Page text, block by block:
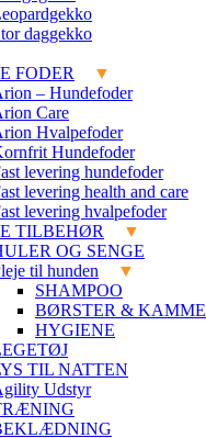
daggekko
FODER
– Hundefoder
Care
Hvalpefoder
Hundefoder
levering hundefoder
levering health and care
levering hvalpefoder
TILBEHØR
OG SENGE
til hunden
SHAMPOO
BØRSTER & KAMME
HYGIENE
TIL NATTEN
Udstyr